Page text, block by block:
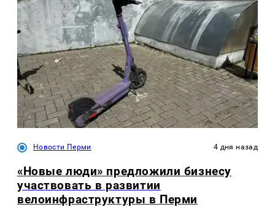
Новости Перми 4 дня назад
«Новые люди» предложили бизнесу
участвовать в развитии
велоинфраструктуры в Перми